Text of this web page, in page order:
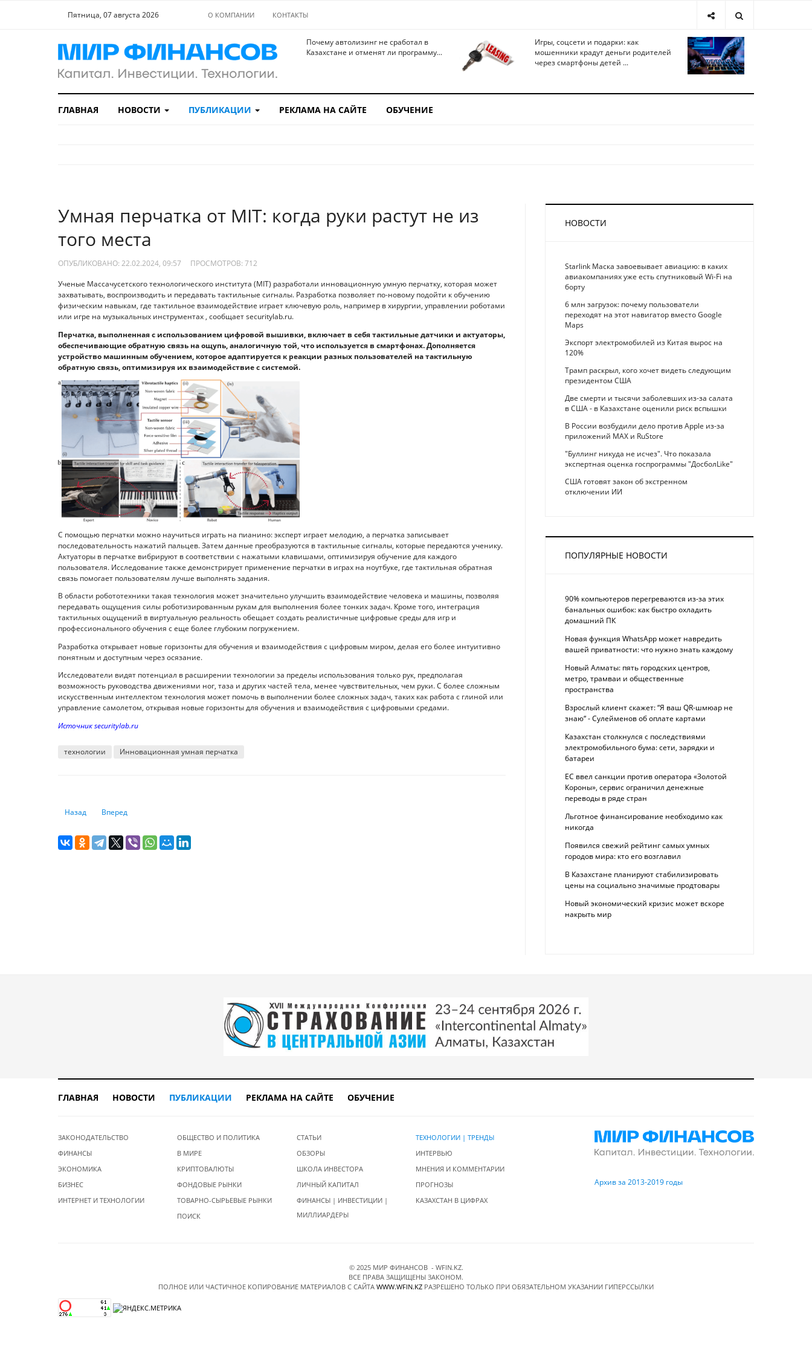
Пятница, 07 августа 2026 О КОМПАНИИ КОНТАКТЫ
Почему автолизинг не сработал в
Казахстане и отменят ли программу...
Игры, соцсети и подарки: как
мошенники крадут деньги родителей
через смартфоны детей ...
ГЛАВНАЯ НОВОСТИ ПУБЛИКАЦИИ РЕКЛАМА НА САЙТЕ ОБУЧЕНИЕ
Умная перчатка от MIT: когда руки растут не из
того места
ОПУБЛИКОВАНО: 22.02.2024, 09:57 ПРОСМОТРОВ: 712
Ученые Массачусетского технологического института (MIT) разработали инновационную умную перчатку, которая может
захватывать, воспроизводить и передавать тактильные сигналы. Разработка позволяет по-новому подойти к обучению
физическим навыкам, где тактильное взаимодействие играет ключевую роль, например в хирургии, управлении роботами
или игре на музыкальных инструментах , сообщает securitylab.ru.
Перчатка, выполненная с использованием цифровой вышивки, включает в себя тактильные датчики и актуаторы,
обеспечивающие обратную связь на ощупь, аналогичную той, что используется в смартфонах. Дополняется
устройство машинным обучением, которое адаптируется к реакции разных пользователей на тактильную
обратную связь, оптимизируя их взаимодействие с системой.
С помощью перчатки можно научиться играть на пианино: эксперт играет мелодию, а перчатка записывает
последовательность нажатий пальцев. Затем данные преобразуются в тактильные сигналы, которые передаются ученику.
Актуаторы в перчатке вибрируют в соответствии с нажатыми клавишами, оптимизируя обучение для каждого
пользователя. Исследование также демонстрирует применение перчатки в играх на ноутбуке, где тактильная обратная
связь помогает пользователям лучше выполнять задания.
В области робототехники такая технология может значительно улучшить взаимодействие человека и машины, позволяя
передавать ощущения силы роботизированным рукам для выполнения более тонких задач. Кроме того, интеграция
тактильных ощущений в виртуальную реальность обещает создать реалистичные цифровые среды для игр и
профессионального обучения с еще более глубоким погружением.
Разработка открывает новые горизонты для обучения и взаимодействия с цифровым миром, делая его более интуитивно
понятным и доступным через осязание.
Исследователи видят потенциал в расширении технологии за пределы использования только рук, предполагая
возможность руководства движениями ног, таза и других частей тела, менее чувствительных, чем руки. С более сложным
искусственным интеллектом технология может помочь в выполнении более сложных задач, таких как работа с глиной или
управление самолетом, открывая новые горизонты для обучения и взаимодействия с цифровыми средами.
Источник securitylab.ru
технологии Инновационная умная перчатка
Предыдущий: Инновационные технологии в кибербезопасности: смелый подход к цифровой защите
Назад Следующий: Как зарабатывать с помощью ИИ и ChatGPT в 2024 году
Вперед
НОВОСТИ
Starlink Маска завоевывает авиацию: в каких
авиакомпаниях уже есть спутниковый Wi-Fi на
борту
6 млн загрузок: почему пользователи
переходят на этот навигатор вместо Google
Maps
Экспорт электромобилей из Китая вырос на
120%
Трамп раскрыл, кого хочет видеть следующим
президентом США
Две смерти и тысячи заболевших из-за салата
в США - в Казахстане оценили риск вспышки
В России возбудили дело против Apple из-за
приложений MAX и RuStore
"Буллинг никуда не исчез". Что показала
экспертная оценка госпрограммы "ДосболLike"
США готовят закон об экстренном
отключении ИИ
ПОПУЛЯРНЫЕ НОВОСТИ
90% компьютеров перегреваются из-за этих
банальных ошибок: как быстро охладить
домашний ПК
Новая функция WhatsApp может навредить
вашей приватности: что нужно знать каждому
Новый Алматы: пять городских центров,
метро, трамваи и общественные
пространства
Взрослый клиент скажет: “Я ваш QR-шмюар не
знаю“ - Сулейменов об оплате картами
Казахстан столкнулся с последствиями
электромобильного бума: сети, зарядки и
батареи
ЕС ввел санкции против оператора «Золотой
Короны», сервис ограничил денежные
переводы в ряде стран
Льготное финансирование необходимо как
никогда
Появился свежий рейтинг самых умных
городов мира: кто его возглавил
В Казахстане планируют стабилизировать
цены на социально значимые продтовары
Новый экономический кризис может вскоре
накрыть мир
ГЛАВНАЯ НОВОСТИ ПУБЛИКАЦИИ РЕКЛАМА НА САЙТЕ ОБУЧЕНИЕ
ЗАКОНОДАТЕЛЬСТВО
ФИНАНСЫ
ЭКОНОМИКА
БИЗНЕС
ИНТЕРНЕТ И ТЕХНОЛОГИИ
ОБЩЕСТВО И ПОЛИТИКА
В МИРЕ
КРИПТОВАЛЮТЫ
ФОНДОВЫЕ РЫНКИ
ТОВАРНО-СЫРЬЕВЫЕ РЫНКИ
ПОИСК
СТАТЬИ
ОБЗОРЫ
ШКОЛА ИНВЕСТОРА
ЛИЧНЫЙ КАПИТАЛ
ФИНАНСЫ | ИНВЕСТИЦИИ |
МИЛЛИАРДЕРЫ
ТЕХНОЛОГИИ | ТРЕНДЫ
ИНТЕРВЬЮ
МНЕНИЯ И КОММЕНТАРИИ
ПРОГНОЗЫ
КАЗАХСТАН В ЦИФРАХ
Архив за 2013-2019 годы
© 2025 МИР ФИНАНСОВ - WFIN.KZ.
ВСЕ ПРАВА ЗАЩИЩЕНЫ ЗАКОНОМ.
ПОЛНОЕ ИЛИ ЧАСТИЧНОЕ КОПИРОВАНИЕ МАТЕРИАЛОВ C САЙТА WWW.WFIN.KZ РАЗРЕШЕНО ТОЛЬКО ПРИ ОБЯЗАТЕЛЬНОМ УКАЗАНИИ ГИПЕРССЫЛКИ